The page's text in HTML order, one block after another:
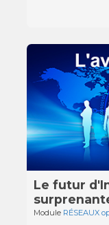
Le futur
Module RÉSEAUX